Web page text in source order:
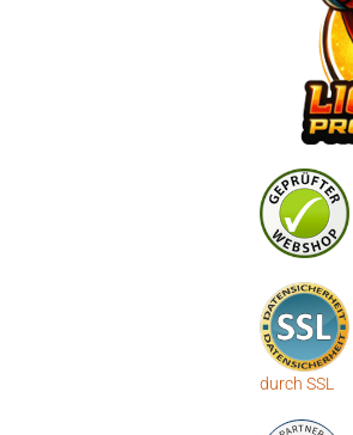
durch SSL